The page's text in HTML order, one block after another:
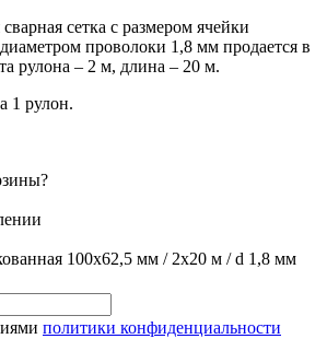
сетка с размером ячейки
проволоки 1,8 мм продается в
рулона – 2 м, длина – 20 м.
1 рулон.
100х62,5 мм / 2х20 м / d 1,8 мм
политики конфиденциальности